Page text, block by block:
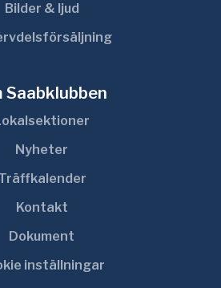
Bilder & ljud
Saabklubben
Nyheter
Kontakt
Dokument
inställningar